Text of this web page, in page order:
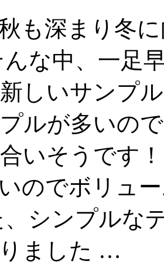
も深まり冬
な中、一足
しいサンプ
ルが多いの
いそうです
のでボリュ
シンプルな
ました …